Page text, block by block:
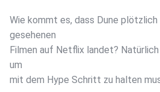
Wie kommt es, dass Dune
gesehenen
Filmen auf Netflix landet?
um
mit dem Hype Schritt zu halten